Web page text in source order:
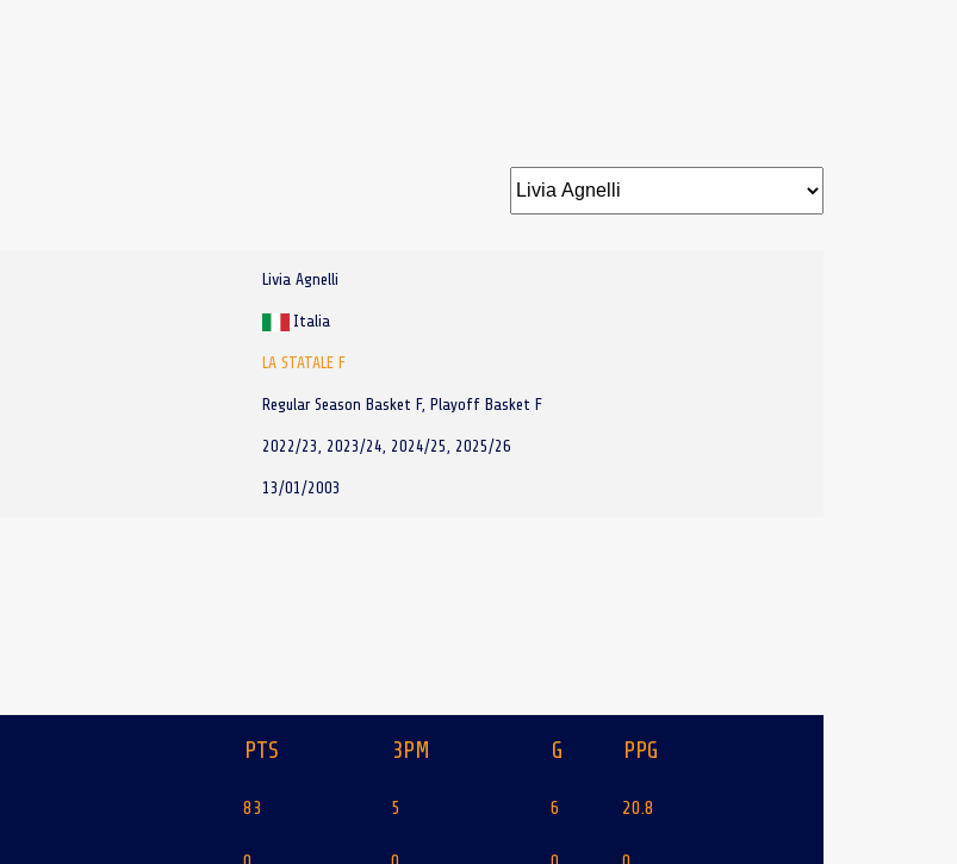
Livia Agnelli
Italia
LA STATALE F
Regular Season Basket F, Playoff Basket F
2022/23, 2023/24, 2024/25, 2025/26
13/01/2003
PTS 3PM G PPG
83 5 6 20.8